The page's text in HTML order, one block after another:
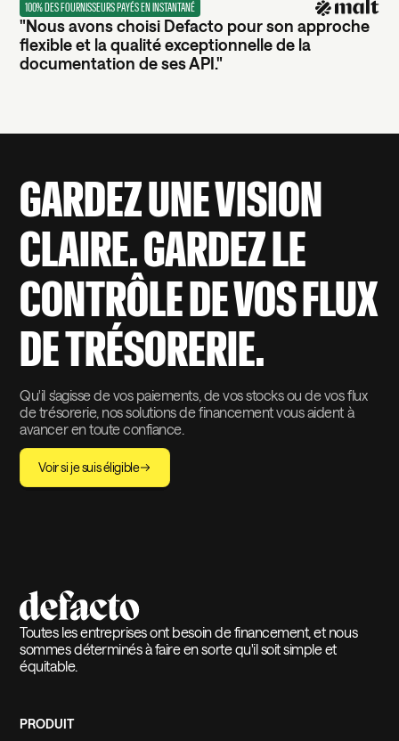
100% DES FOURNISSEURS PAYÉS EN INSTANTANÉ
"Nous avons choisi Defacto pour son approche
flexible et la qualité exceptionnelle de la
documentation de ses API."
GARDEZ UNE VISION
CLAIRE. GARDEZ LE
CONTRÔLE DE VOS FLUX
DE TRÉSORERIE.
Qu'il s'agisse de vos paiements, de vos stocks ou de vos flux
de trésorerie, nos solutions de financement vous aident à
avancer en toute confiance.
Voir si je suis éligible
Toutes les entreprises ont besoin de financement, et nous
sommes déterminés à faire en sorte qu'il soit simple et
équitable.
PRODUIT